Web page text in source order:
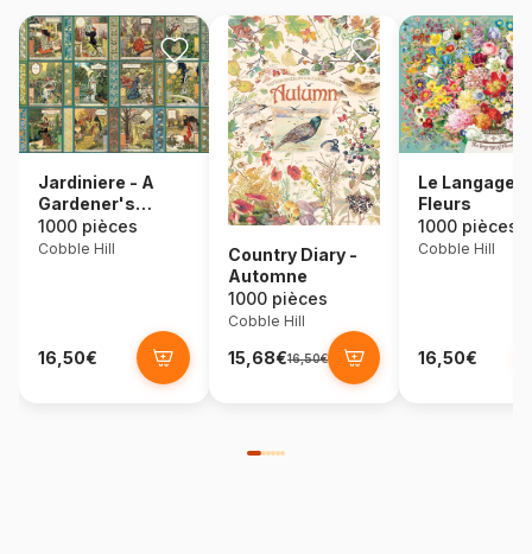
Jardiniere - A
Gardener's
Calendar
1000 pièces
Cobble Hill
16,50€
Country Diary -
Automne
1000 pièces
Cobble Hill
15,68€16,50€
Le Langage
Fleurs
1000 pièces
Cobble Hill
16,50€